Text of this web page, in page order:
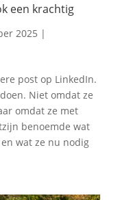
een krachtig
2025 |
post op LinkedIn.
Niet omdat ze
omdat ze met
benoemde wat
wat ze nu nodig